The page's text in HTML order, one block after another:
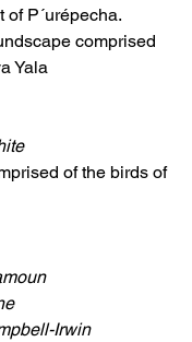
P´urépecha.
comprised
Yala
of the birds of
Irwin